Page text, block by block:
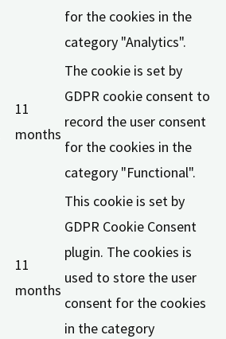
for the cookies in the
category "Analytics".
11
months
The cookie is set by
GDPR cookie consent to
record the user consent
for the cookies in the
category "Functional".
11
months
This cookie is set by
GDPR Cookie Consent
plugin. The cookies is
used to store the user
consent for the cookies
in the category